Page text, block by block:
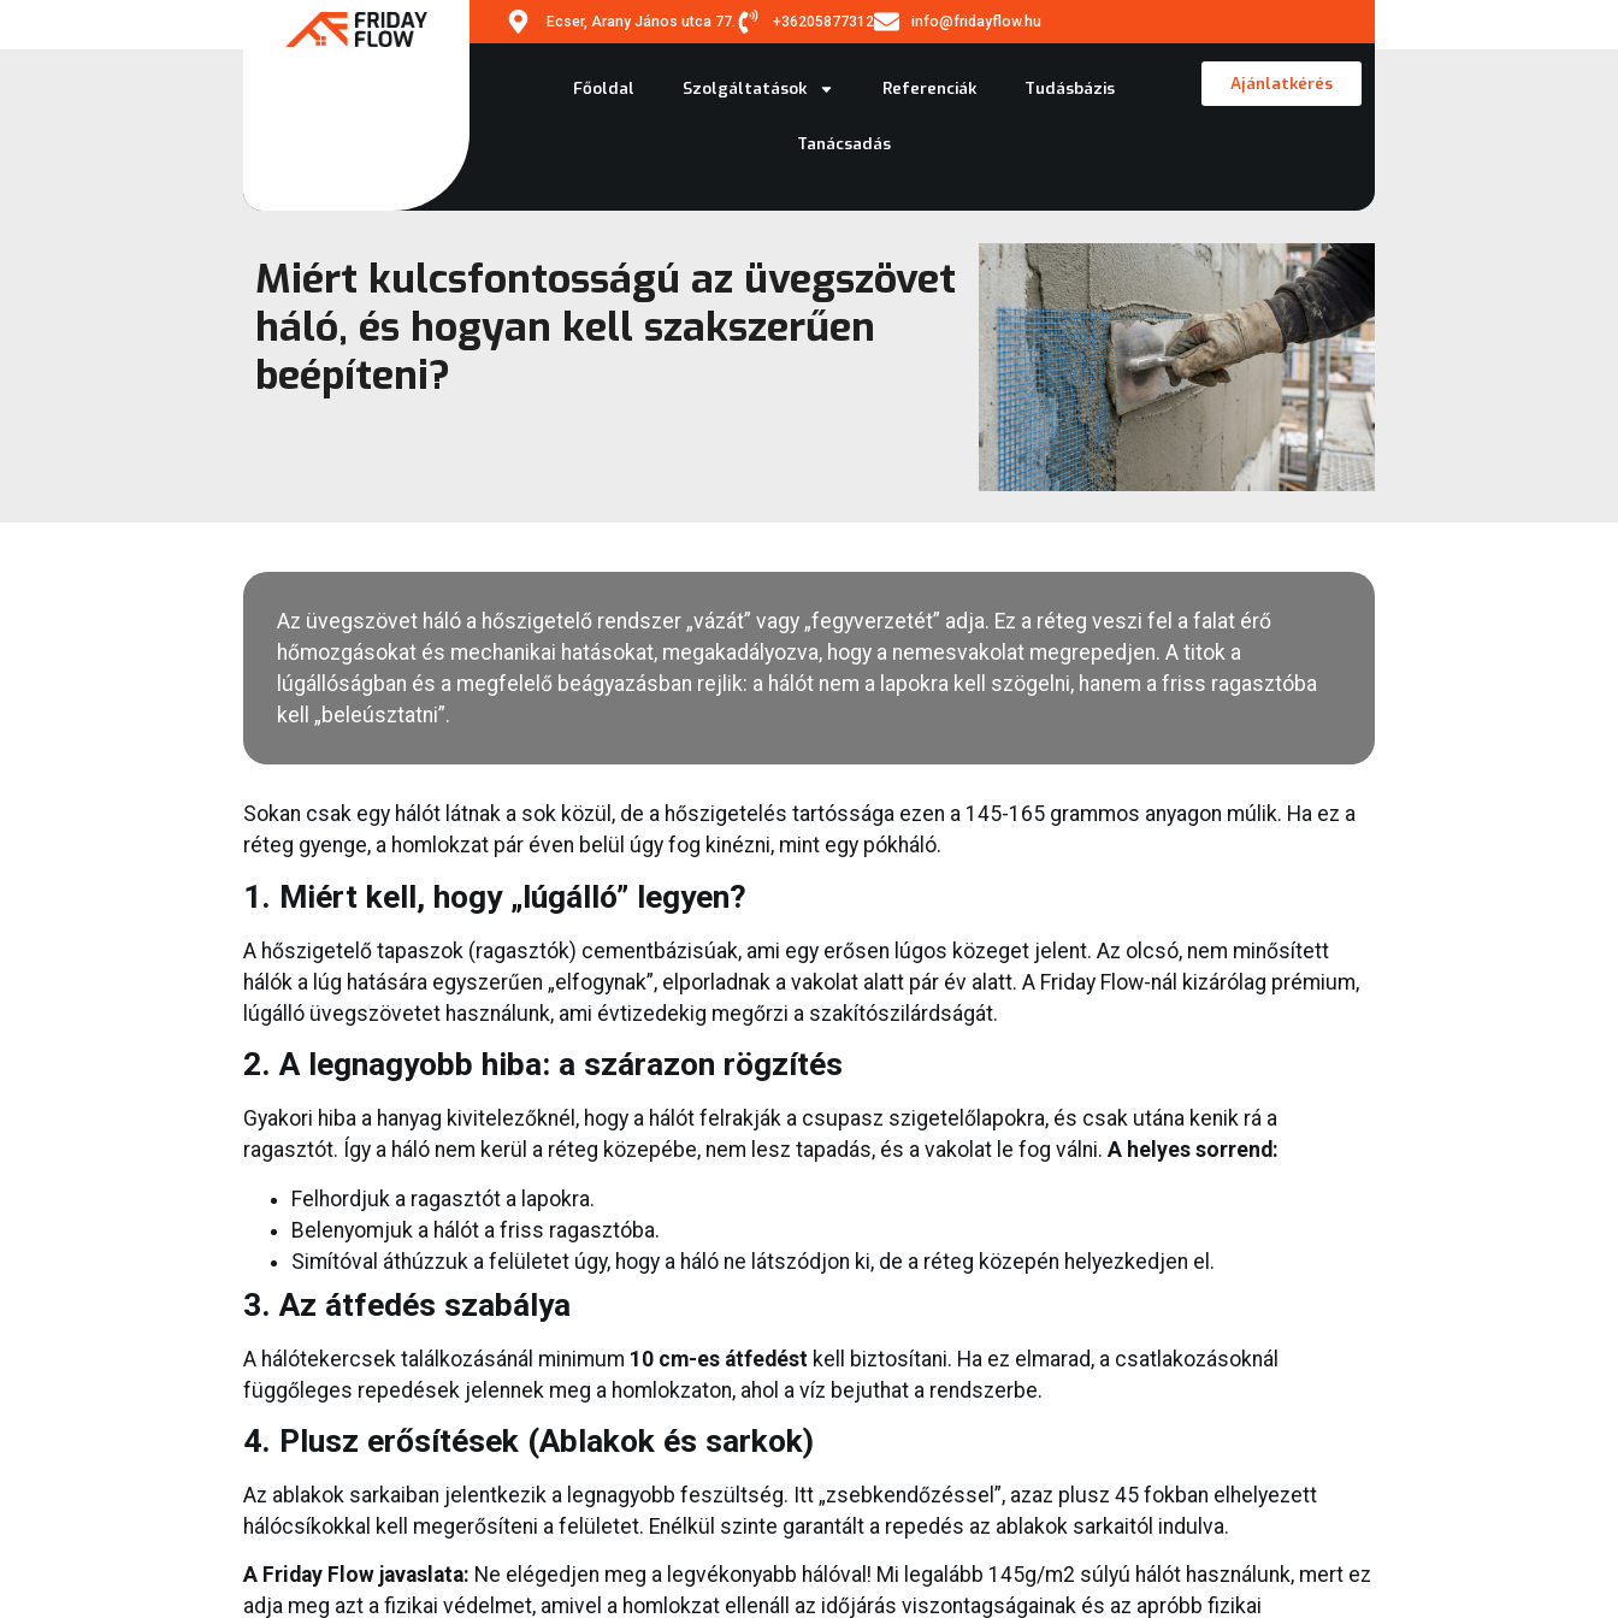
Ecser, Arany János utca 77. +36205877312 info@fridayflow.hu
Főoldal Szolgáltatások Referenciák Tudásbázis
Tanácsadás
Ajánlatkérés
Miért kulcsfontosságú az üvegszövet
háló, és hogyan kell szakszerűen
beépíteni?
Az üvegszövet háló a hőszigetelő rendszer „vázát” vagy „fegyverzetét” adja. Ez a réteg veszi fel a falat érő
hőmozgásokat és mechanikai hatásokat, megakadályozva, hogy a nemesvakolat megrepedjen. A titok a
lúgállóságban és a megfelelő beágyazásban rejlik: a hálót nem a lapokra kell szögelni, hanem a friss ragasztóba
kell „beleúsztatni”.
Sokan csak egy hálót látnak a sok közül, de a hőszigetelés tartóssága ezen a 145-165 grammos anyagon múlik. Ha ez a
réteg gyenge, a homlokzat pár éven belül úgy fog kinézni, mint egy pókháló.
1. Miért kell, hogy „lúgálló” legyen?
A hőszigetelő tapaszok (ragasztók) cementbázisúak, ami egy erősen lúgos közeget jelent. Az olcsó, nem minősített
hálók a lúg hatására egyszerűen „elfogynak”, elporladnak a vakolat alatt pár év alatt. A Friday Flow-nál kizárólag prémium,
lúgálló üvegszövetet használunk, ami évtizedekig megőrzi a szakítószilárdságát.
2. A legnagyobb hiba: a szárazon rögzítés
Gyakori hiba a hanyag kivitelezőknél, hogy a hálót felrakják a csupasz szigetelőlapokra, és csak utána kenik rá a
ragasztót. Így a háló nem kerül a réteg közepébe, nem lesz tapadás, és a vakolat le fog válni. A helyes sorrend:
Felhordjuk a ragasztót a lapokra.
Belenyomjuk a hálót a friss ragasztóba.
Simítóval áthúzzuk a felületet úgy, hogy a háló ne látszódjon ki, de a réteg közepén helyezkedjen el.
3. Az átfedés szabálya
A hálótekercsek találkozásánál minimum 10 cm-es átfedéstkell biztosítani. Ha ez elmarad, a csatlakozásoknál
függőleges repedések jelennek meg a homlokzaton, ahol a víz bejuthat a rendszerbe.
4. Plusz erősítések (Ablakok és sarkok)
Az ablakok sarkaiban jelentkezik a legnagyobb feszültség. Itt „zsebkendőzéssel”, azaz plusz 45 fokban elhelyezett
hálócsíkokkal kell megerősíteni a felületet. Enélkül szinte garantált a repedés az ablakok sarkaitól indulva.
A Friday Flow javaslata: Ne elégedjen meg a legvékonyabb hálóval! Mi legalább 145g/m2 súlyú hálót használunk, mert ez
adja meg azt a fizikai védelmet, amivel a homlokzat ellenáll az időjárás viszontagságainak és az apróbb fizikai